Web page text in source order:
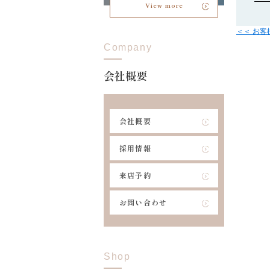
＜＜ お客
View more
Company
会社概要
会社概要
採用情報
来店予約
お問い合わせ
Shop